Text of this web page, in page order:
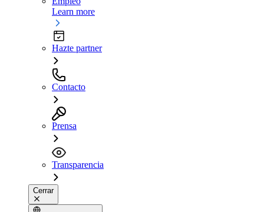
Learn more
Hazte partner
Contacto
Prensa
Transparencia
Cerrar